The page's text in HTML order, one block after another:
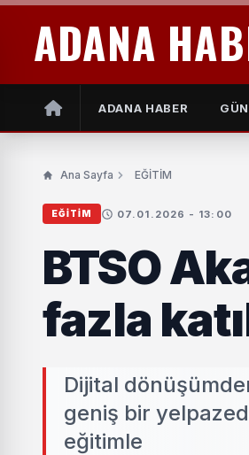
ADANA
ADANA HABER
Ana Sayfa EĞİTİM
EĞİTİM 07.01.2026 - 13:00
BTSO
fazla
Dijital
geniş bir
eğitimle